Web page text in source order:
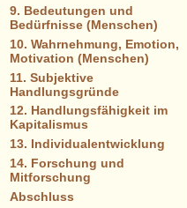
9. Bedeutungen und
Bedürfnisse (Menschen)
10. Wahrnehmung, Emotion,
Motivation (Menschen)
11. Subjektive
Handlungsgründe
12. Handlungsfähigkeit im
Kapitalismus
13. Individualentwicklung
14. Forschung und
Mitforschung
Abschluss